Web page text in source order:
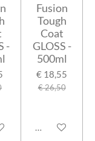
-
Fusion
Tough
Coat
GLOSS -
500ml
€ 18,55
€ 26,50
Houd mij op